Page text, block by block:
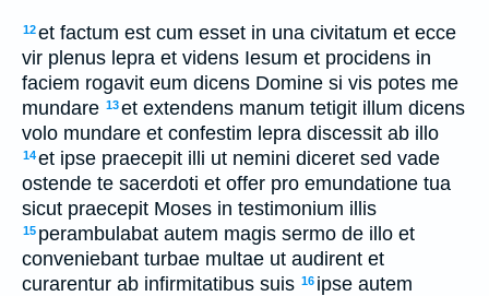
12et factum est cum esset in una civitatum et ecce
vir plenus lepra et videns Iesum et procidens in
faciem rogavit eum dicens Domine si vis potes me
mundare 13et extendens manum tetigit illum dicens
volo mundare et confestim lepra discessit ab illo
14et ipse praecepit illi ut nemini diceret sed vade
ostende te sacerdoti et offer pro emundatione tua
sicut praecepit Moses in testimonium illis
15 perambulabat autem magis sermo de illo et
conveniebant turbae multae ut audirent et
curarentur ab infirmitatibus suis 16 ipse autem